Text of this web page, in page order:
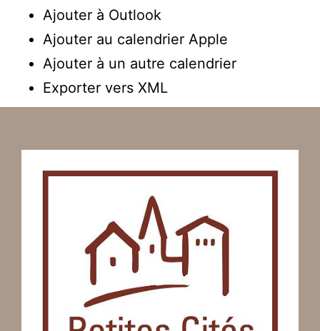
Ajouter à Outlook
Ajouter au calendrier Apple
Ajouter à un autre calendrier
Exporter vers XML